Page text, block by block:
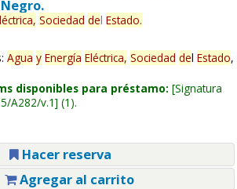
Sociedad del Estado.
Agua y Energía Eléctrica, Sociedad del Estado,
disponibles para préstamo: Signatura
A282/v.1 (1).
Hacer reserva
Agregar al carrito